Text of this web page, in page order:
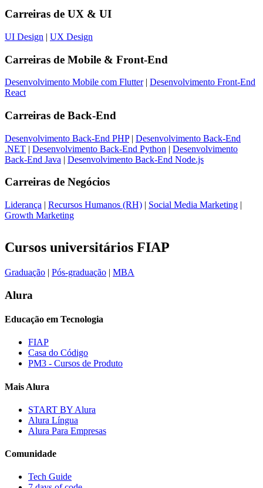
Carreiras de UX & UI
UI Design | UX Design
Carreiras de Mobile & Front-End
Desenvolvimento Mobile com Flutter| Desenvolvimento Front-End
React
Carreiras de Back-End
Desenvolvimento Back-End PHP| Desenvolvimento Back-End
.NET | Desenvolvimento Back-End Python | Desenvolvimento
Back-End Java | Desenvolvimento Back-End Node.js
Carreiras de Negócios
Liderança | Recursos Humanos (RH) | Social Media Marketing |
Growth Marketing
Cursos universitários FIAP
Graduação | Pós-graduação | MBA
Alura
Educação em Tecnologia
FIAP
Casa do Código
PM3 - Cursos de Produto
Mais Alura
START BY Alura
Alura Língua
Alura Para Empresas
Comunidade
Tech Guide